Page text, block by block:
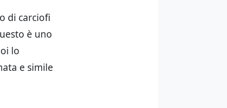
di carciofi
è uno
lo
e simile